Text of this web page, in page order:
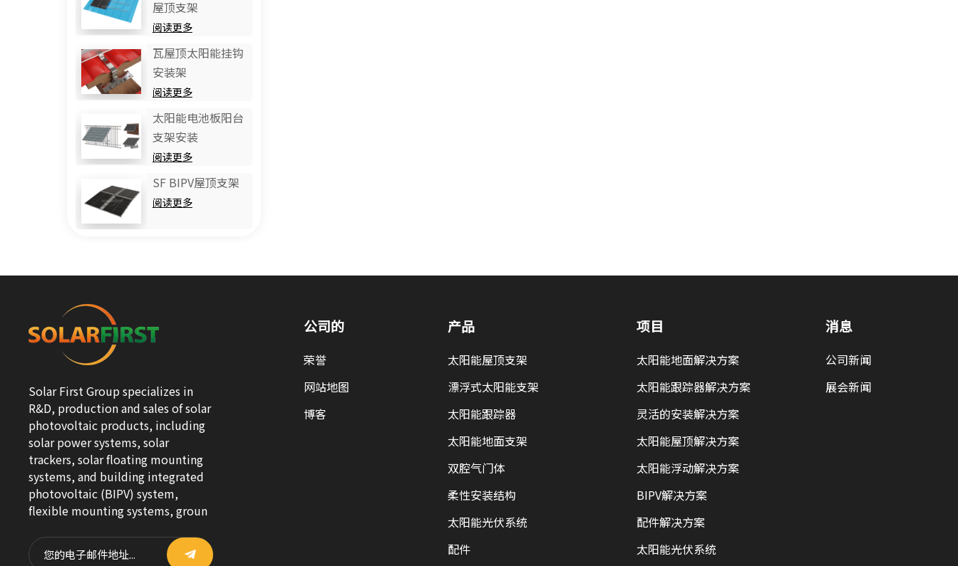
屋顶支架
阅读更多
瓦屋顶太阳能挂钩
安装架
阅读更多
太阳能电池板阳台
支架安装
阅读更多
SF BIPV屋顶支架
阅读更多
Solar First Group specializes in
R&D, production and sales of solar
photovoltaic products, including
solar power systems, solar
trackers, solar floating mounting
systems, and building integrated
photovoltaic (BIPV) system,
flexible mounting systems, groun
公司的
荣誉
网站地图
博客
产品
太阳能屋顶支架
漂浮式太阳能支架
太阳能跟踪器
太阳能地面支架
双腔气门体
柔性安装结构
太阳能光伏系统
配件
项目
太阳能地面解决方案
太阳能跟踪器解决方案
灵活的安装解决方案
太阳能屋顶解决方案
太阳能浮动解决方案
BIPV解决方案
配件解决方案
太阳能光伏系统
消息
公司新闻
展会新闻